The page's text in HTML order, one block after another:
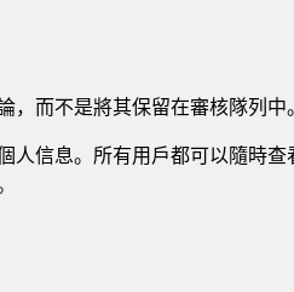
而不是將其保留在審核隊列中。
人信息。所有用戶都可以隨時查